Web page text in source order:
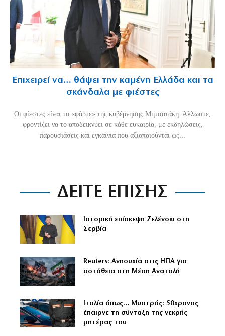
Επιχειρεί να… θάψει την καμένη Ελλάδα και τα
σκάνδαλα με φιέστες
Οι φίεστες είναι το «φόρτε» της κυβέρνησης Μητσοτάκη. Άλλωστε,
φροντίζει να το αποδεικνύει σε κάθε ευκαιρία, με εκδηλώσεις,
παρουσιάσεις και εγκαίνια που αξιοποιούνται ως...
ΔΕΙΤΕ ΕΠΙΣΗΣ
Ιστορική επίσκεψη Ζελένσκι στη
Σερβία
Reuters: Ανησυχία στις ΗΠΑ για
αστάθεια στη Μέση Ανατολή
Ιταλία όπως… Μυστράς: 50χρονος
έπαιρνε τη σύνταξη της νεκρής
μητέρας του